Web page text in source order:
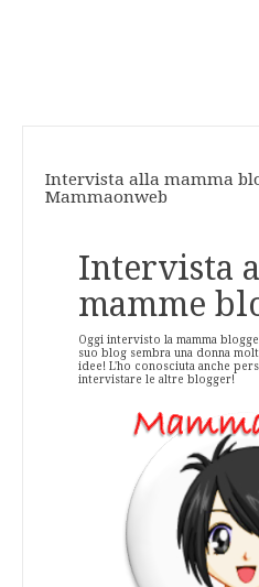
Intervista alla mamma
Mammaonweb
Intervista
mamme
Oggi intervisto la mamma
suo blog sembra una donna
idee! L'ho conosciuta anche
intervistare le altre blogger!